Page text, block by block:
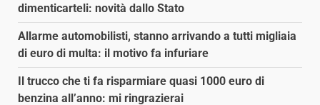
dimenticarteli: novità dallo Stato
Allarme automobilisti, stanno arrivando a tutti migliaia
di euro di multa: il motivo fa infuriare
Il trucco che ti fa risparmiare quasi 1000 euro di
benzina all’anno: mi ringrazierai